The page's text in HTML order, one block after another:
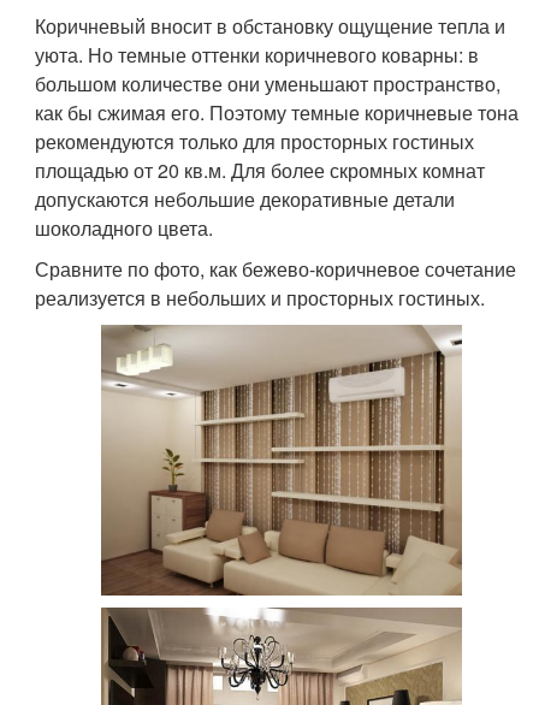
Коричневый вносит в обстановку ощущение тепла и
уюта. Но темные оттенки коричневого коварны: в
большом количестве они уменьшают пространство,
как бы сжимая его. Поэтому темные коричневые тона
рекомендуются только для просторных гостиных
площадью от 20 кв.м. Для более скромных комнат
допускаются небольшие декоративные детали
шоколадного цвета.
Сравните по фото, как бежево-коричневое сочетание
реализуется в небольших и просторных гостиных.